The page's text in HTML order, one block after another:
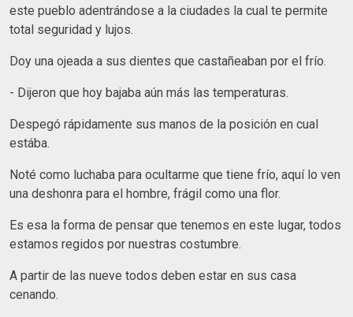
este pueblo adentrándose a la ciudades la cual te permite
total seguridad y lujos.
Doy una ojeada a sus dientes que castañeaban por el frío.
- Dijeron que hoy bajaba aún más las temperaturas.
Despegó rápidamente sus manos de la posición en cual
estába.
Noté como luchaba para ocultarme que tiene frío, aquí lo ven
una deshonra para el hombre, frágil como una flor.
Es esa la forma de pensar que tenemos en este lugar, todos
estamos regidos por nuestras costumbre.
A partir de las nueve todos deben estar en sus casa
cenando.